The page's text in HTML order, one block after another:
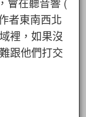
者東南西北
裡，如果沒
跟他們打交